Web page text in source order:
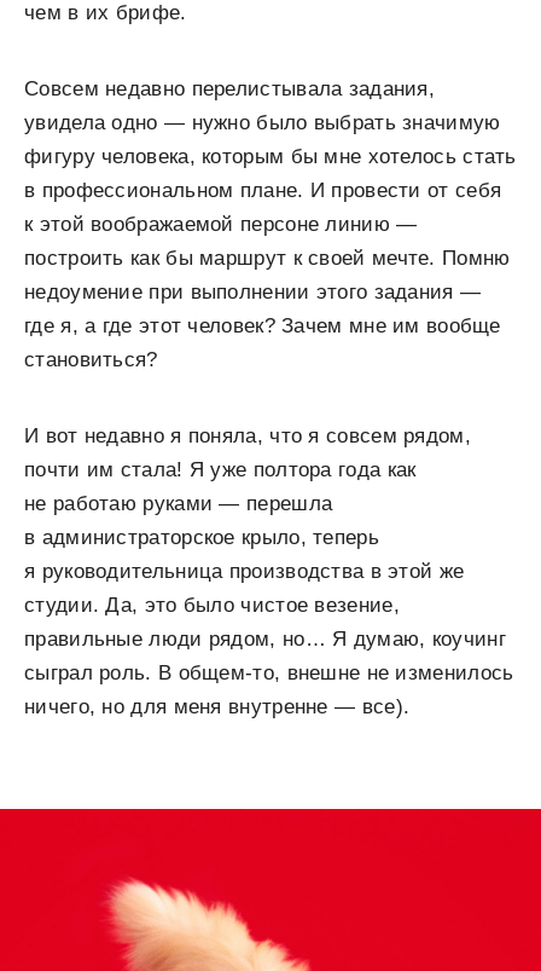
чем в их брифе.
Совсем недавно перелистывала задания,
увидела одно — нужно было выбрать значимую
фигуру человека, которым бы мне хотелось стать
в профессиональном плане. И провести от себя
к этой воображаемой персоне линию —
построить как бы маршрут к своей мечте. Помню
недоумение при выполнении этого задания —
где я, а где этот человек? Зачем мне им вообще
становиться?
И вот недавно я поняла, что я совсем рядом,
почти им стала! Я уже полтора года как
не работаю руками — перешла
в администраторское крыло, теперь
я руководительница производства в этой же
студии. Да, это было чистое везение,
правильные люди рядом, но… Я думаю, коучинг
сыграл роль. В общем-то, внешне не изменилось
ничего, но для меня внутренне — все).